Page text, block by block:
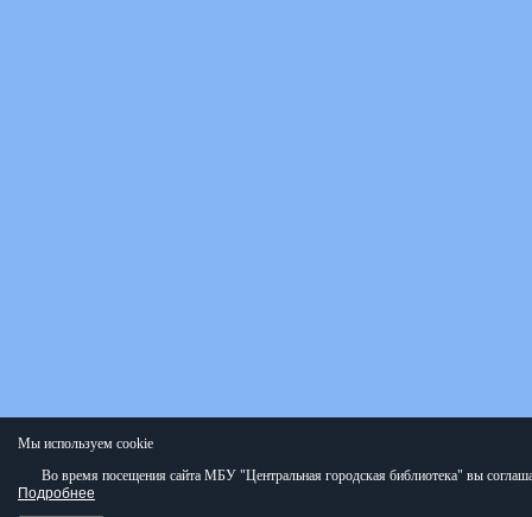
Мы используем cookie
Во время посещения сайта МБУ "Центральная городская библиотека" вы
Подробнее